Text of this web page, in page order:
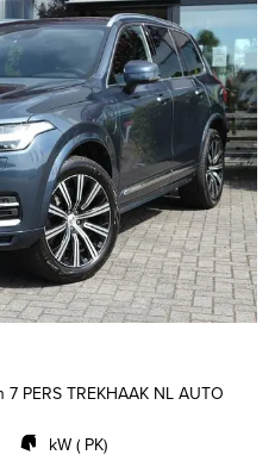
PERS TREKHAAK NL AUTO
kW ( PK)